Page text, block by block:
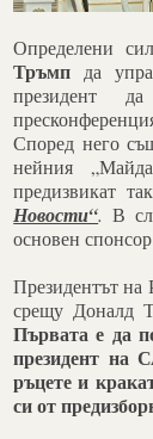
Определени
Тръмп да
президент
Според него с
нейния
предизвикат
Новости“. В
основен
Президентът на
срещу Доналд
Първата е да
президент на
ръцете и
си от